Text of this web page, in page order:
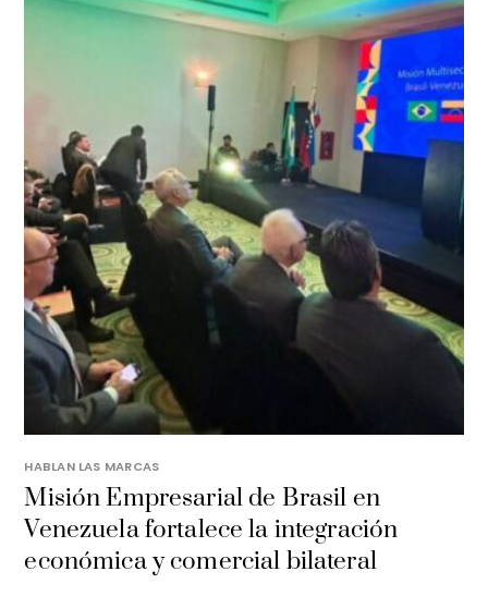
HABLAN LAS MARCAS
Misión Empresarial de Brasil en
Venezuela fortalece la integración
económica y comercial bilateral